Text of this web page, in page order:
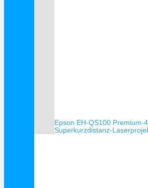
Epson EH-QS100 Premium-
Superkurzdistanz-